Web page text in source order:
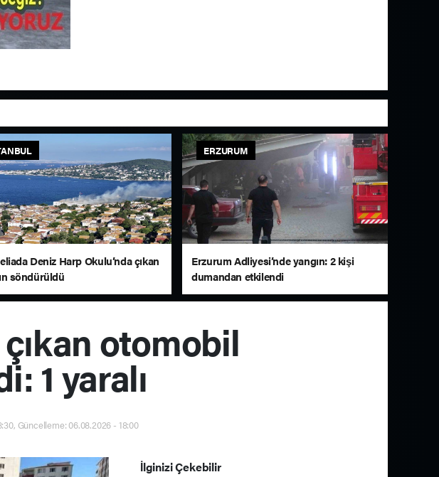
Deniz Harp Okulu’nda çıkan
söndürüldü
ERZURUM
Erzurum Adliyesi’nde yangın: 2 kişi
dumandan etkilendi
otomobil
1 yaralı
Güncelleme: 06.08.2026 - 18:00
İlginizi Çekebilir